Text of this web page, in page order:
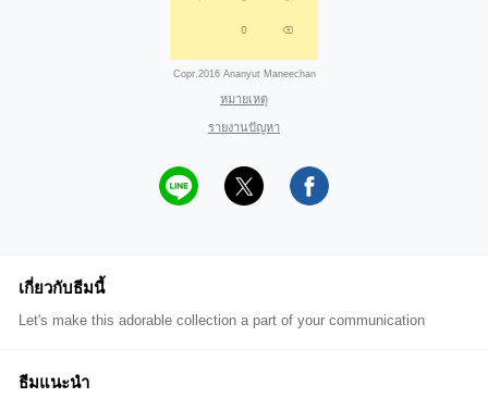
Copr.2016 Ananyut Maneechan
หมายเหตุ
รายงานปัญหา
เกี่ยวกับธีมนี้
Let's make this adorable collection a part of your communication
ธีมแนะนำ